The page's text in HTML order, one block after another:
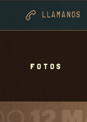
LLAMANOS
FOTOS